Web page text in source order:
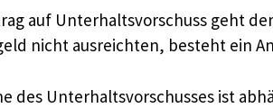
auf Unterhaltsvorschuss geht
nicht ausreichten, besteht ein
des Unterhaltsvorschusses ist